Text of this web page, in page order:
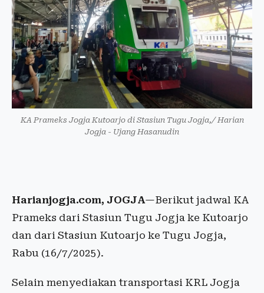
KA Prameks Jogja Kutoarjo di Stasiun Tugu Jogja,/ Harian
Jogja - Ujang Hasanudin
Harianjogja.com, JOGJA—Berikut jadwal KA
Prameks dari Stasiun Tugu Jogja ke Kutoarjo
dan dari Stasiun Kutoarjo ke Tugu Jogja,
Rabu (16/7/2025).
Selain menyediakan transportasi KRL Jogja